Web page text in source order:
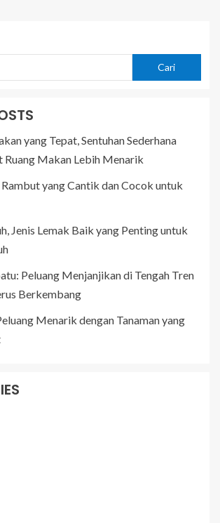
Cari
yang Tepat, Sentuhan Sederhana
Makan Lebih Menarik
Rambut yang Cantik dan Cocok untuk
Jenis Lemak Baik yang Penting untuk
Peluang Menjanjikan di Tengah Tren
Berkembang
Menarik dengan Tanaman yang